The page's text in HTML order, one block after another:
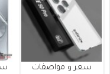
سعر و مواصفات